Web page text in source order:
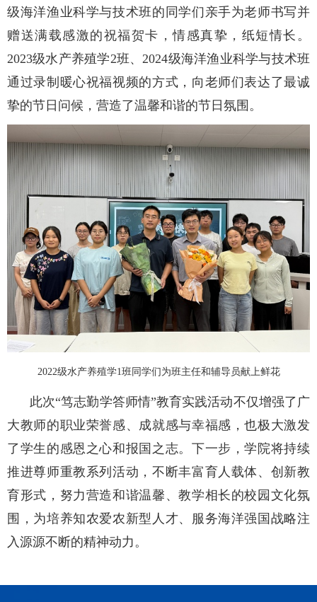
级海洋渔业科学与技术班的同学们亲手为老师书写并
赠送满载感激的祝福贺卡，情感真挚，纸短情长。
2023级水产养殖学2班、2024级海洋渔业科学与技术班
通过录制暖心祝福视频的方式，向老师们表达了最诚
挚的节日问候，营造了温馨和谐的节日氛围。
2022级水产养殖学1班同学们为班主任和辅导员献上鲜花
此次“笃志勤学答师情”教育实践活动不仅增强了广
大教师的职业荣誉感、成就感与幸福感，也极大激发
了学生的感恩之心和报国之志。下一步，学院将持续
推进尊师重教系列活动，不断丰富育人载体、创新教
育形式，努力营造和谐温馨、教学相长的校园文化氛
围，为培养知农爱农新型人才、服务海洋强国战略注
入源源不断的精神动力。